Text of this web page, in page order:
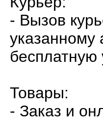
- Вызов
указанному
бесплатную
Товары:
- Заказ и